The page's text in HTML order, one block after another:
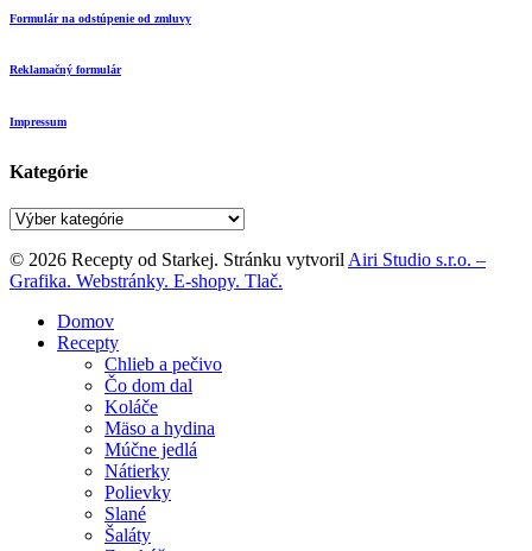
Formulár na odstúpenie od zmluvy
Reklamačný formulár
Impressum
Kategórie
Kategórie
© 2026 Recepty od Starkej. Stránku vytvoril Airi Studio s.r.o. –
Grafika. Webstránky. E-shopy. Tlač.
Close
Menu
Domov
Recepty
Chlieb a pečivo
Čo dom dal
Koláče
Mäso a hydina
Múčne jedlá
Nátierky
Polievky
Slané
Šaláty